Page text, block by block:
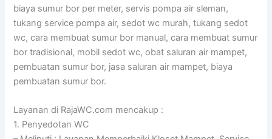
biaya sumur bor per meter, servis pompa air sleman,
tukang service pompa air, sedot wc murah, tukang sedot
wc, cara membuat sumur bor manual, cara membuat sumur
bor tradisional, mobil sedot wc, obat saluran air mampet,
pembuatan sumur bor, jasa saluran air mampet, biaya
pembuatan sumur bor.
Layanan di RajaWC.com mencakup :
1. Penyedotan WC